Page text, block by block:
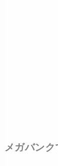
メガバンク